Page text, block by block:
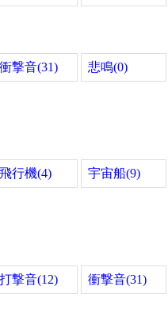
衝撃音(31) 悲鳴(0)
飛行機(4) 宇宙船(9)
打撃音(12) 衝撃音(31)